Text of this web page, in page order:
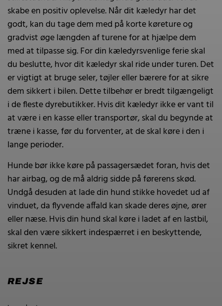
skabe en positiv oplevelse. Når dit kæledyr har det
godt, kan du tage dem med på korte køreture og
gradvist øge længden af turene for at hjælpe dem
med at tilpasse sig. For din kæledyrsvenlige ferie skal
du beslutte, hvor dit kæledyr skal ride under turen. Det
er vigtigt at bruge seler, tøjler eller bærere for at sikre
dem sikkert i bilen. Dette tilbehør er bredt tilgængeligt
i de fleste dyrebutikker. Hvis dit kæledyr ikke er vant til
at være i en kasse eller transportør, skal du begynde at
træne i kasse, før du forventer, at de skal køre i den i
lange perioder.
Hunde bør ikke køre på passagersædet foran, hvis det
har airbag, og de må aldrig sidde på førerens skød.
Undgå desuden at lade din hund stikke hovedet ud af
vinduet, da flyvende affald kan skade deres øjne, ører
eller næse. Hvis din hund skal køre i ladet af en lastbil,
skal den være sikkert indespærret i en beskyttende,
sikret kennel.
REJSE